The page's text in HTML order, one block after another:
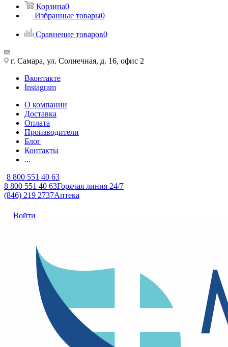
Корзина0
Избранные товары0
Сравнение товаров0
г. Самара, ул. Солнечная, д. 16, офис 2
Вконтакте
Instagram
О компании
Доставка
Оплата
Производители
Блог
Контакты
...
8 800 551 40 63
8 800 551 40 63Горячая линия 24/7
(846) 219 2737Аптека
Войти